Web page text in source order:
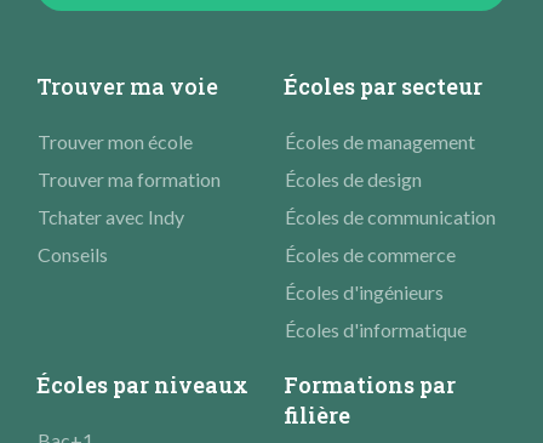
Trouver ma voie
Trouver mon école
Trouver ma formation
Tchater avec Indy
Conseils
Écoles par secteur
Écoles de management
Écoles de design
Écoles de communication
Écoles de commerce
Écoles d'ingénieurs
Écoles d'informatique
Écoles par niveaux
Formations par
filière